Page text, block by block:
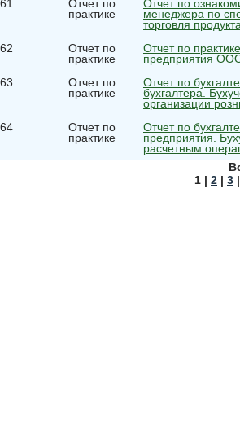
Отчет по
практике
Отчет по
менеджера по
торговля
Отчет по
практике
Отчет по
предприятия
Отчет по
практике
Отчет по
бухгалтера.
организации
Отчет по
практике
Отчет по
предприятия.
расчетным
1 | 2 | 3 |